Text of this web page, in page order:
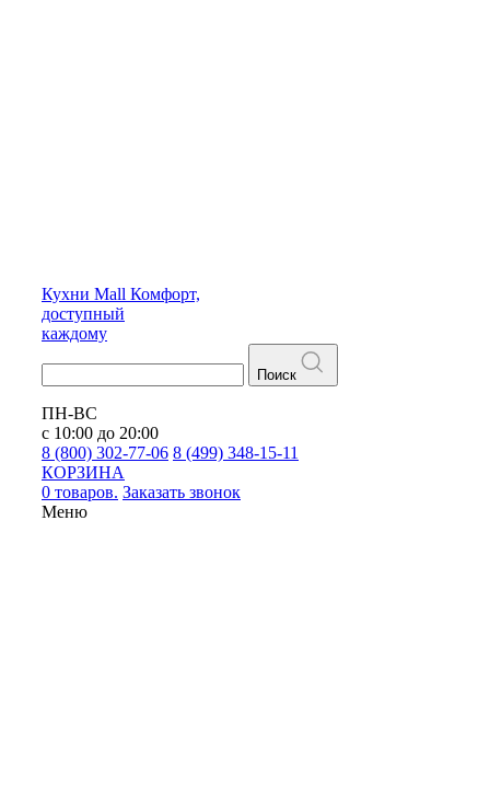
Кухни Mall Комфорт,
доступный
каждому
Поиск
ПН-ВС
с 10:00 до 20:00
8 (800) 302-77-06 8 (499) 348-15-11
КОРЗИНА
0 товаров. Заказать звонок
Меню